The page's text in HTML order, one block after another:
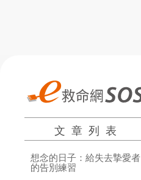
文章列表
想念的日子：給失去摯愛者
的告別練習